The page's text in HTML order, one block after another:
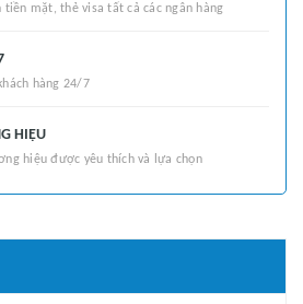
tiền mặt, thẻ visa tất cả các ngân hàng
hàng 24/7
HIỆU
hiệu được yêu thích và lựa chọn